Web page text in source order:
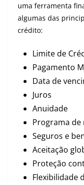
uma ferramenta
algumas das
crédito:
Limite de
Pagamento
Data de
Juros
Anuidade
Programa de
Seguros e
Aceitação
Proteção
Flexibilidade